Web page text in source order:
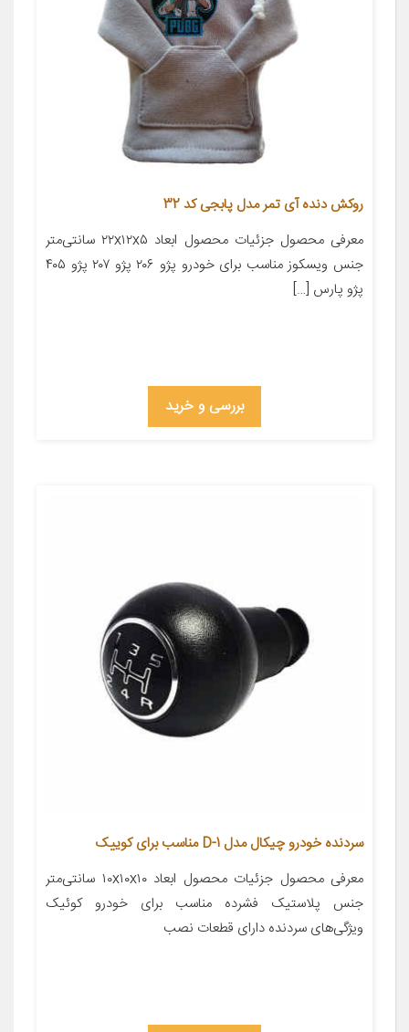
روکش دنده آی تمر مدل پابجی کد 32
معرفی محصول جزئیات محصول ابعاد ۲۲x۱۲x۵ سانتی‌متر
جنس ویسکوز مناسب برای خودرو پژو ۲۰۶ پژو ۲۰۷ پژو ۴۰۵
پژو پارس […]
بررسی و خرید
سردنده خودرو چیکال مدل D-1 مناسب برای کوییک
معرفی محصول جزئیات محصول ابعاد ۱۰x۱۰x۱۰ سانتی‌متر
جنس پلاستیک فشرده مناسب برای خودرو کوئیک
ویژگی‌های سردنده دارای قطعات نصب